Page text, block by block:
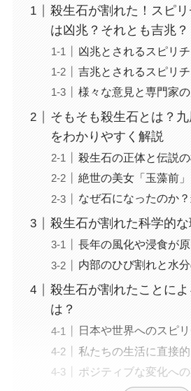
殺生石が割れた！スピ
は凶兆？それとも吉兆？
凶兆とされるスピリ
吉兆とされるスピリ
様々な意見と専門家
そもそも殺生石とは？
をわかりやすく解説
殺生石の正体と伝説
絶世の美女「玉藻前
なぜ石になったのか
殺生石が割れた科学的な
長年の風化や浸食が原
内部のひび割れと水
殺生石が割れたことに
は？
日本や世界へのスピ
私たちの生活に直接
ポジティブな変化へ